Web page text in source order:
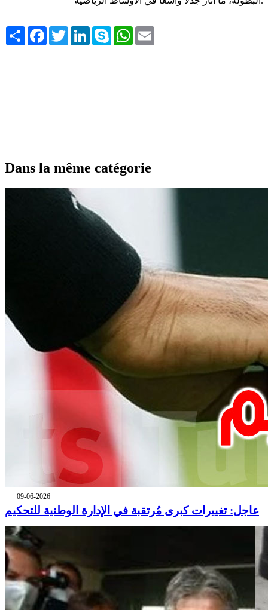
Share FacebookTwitterLinkedInSkype WhatsApp
Dans la même catégorie
09-06-2026
عاجل: تغييرات كبرى مُرتقبة في الإدارة الوطنية للتحكيم